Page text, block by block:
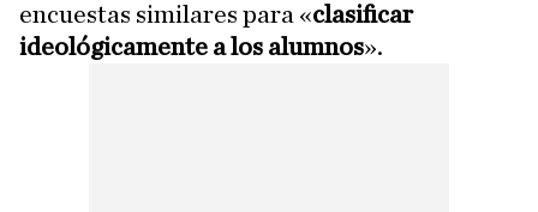
encuestas similares para «clasificar
ideológicamente a los alumnos».